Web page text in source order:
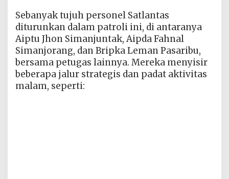
Sebanyak tujuh personel Satlantas
diturunkan dalam patroli ini, di antaranya
Aiptu Jhon Simanjuntak, Aipda Fahnal
Simanjorang, dan Bripka Leman Pasaribu,
bersama petugas lainnya. Mereka menyisir
beberapa jalur strategis dan padat aktivitas
malam, seperti: